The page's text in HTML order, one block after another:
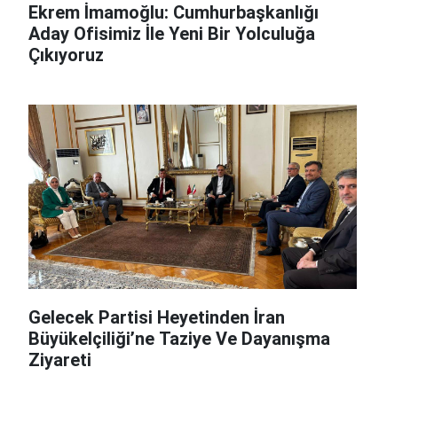
Ekrem İmamoğlu: Cumhurbaşkanlığı
Aday Ofisimiz İle Yeni Bir Yolculuğa
Çıkıyoruz
Gelecek Partisi Heyetinden İran
Büyükelçiliği’ne Taziye Ve Dayanışma
Ziyareti